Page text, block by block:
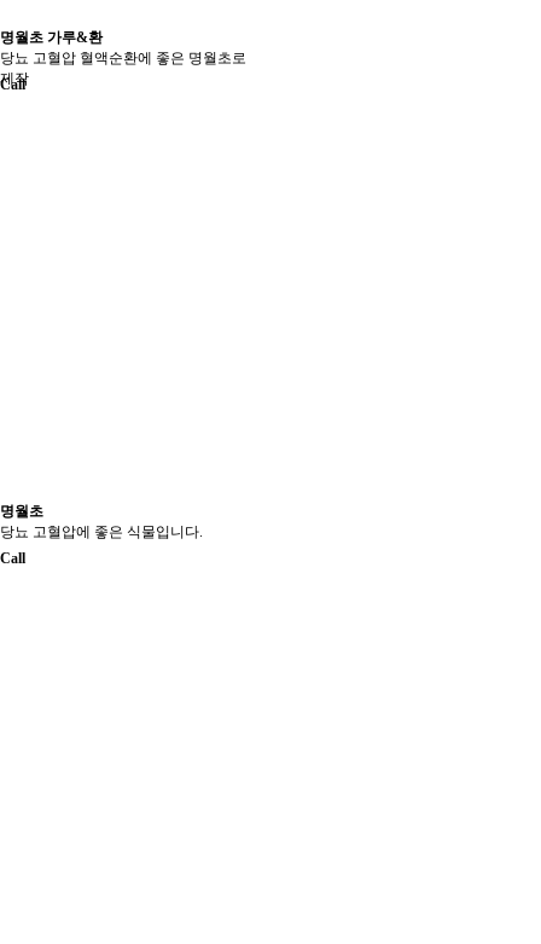
명월초 가루&환
당뇨 고혈압 혈액순환에 좋은 명월초로
제작
Call
명월초
당뇨 고혈압에 좋은 식물입니다.
Call